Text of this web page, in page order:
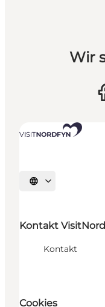
Wir
Sprache auswählen
Kontakt
Kontakt
Cookies